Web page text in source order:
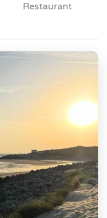
Restaurant